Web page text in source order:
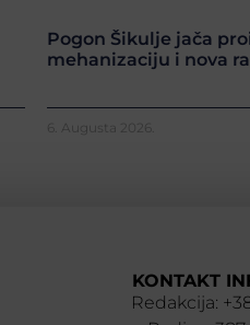
Pogon Šikulje jača
mehanizaciju i nova
6. Augusta 2026.
KONTAKT
Redakcija: